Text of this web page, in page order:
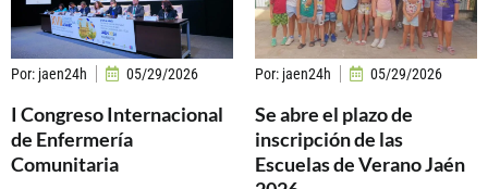
Por: jaen24h 05/29/2026
I Congreso Internacional
de Enfermería
Comunitaria
Por: jaen24h 05/29/2026
Se abre el plazo de
inscripción de las
Escuelas de Verano Jaén